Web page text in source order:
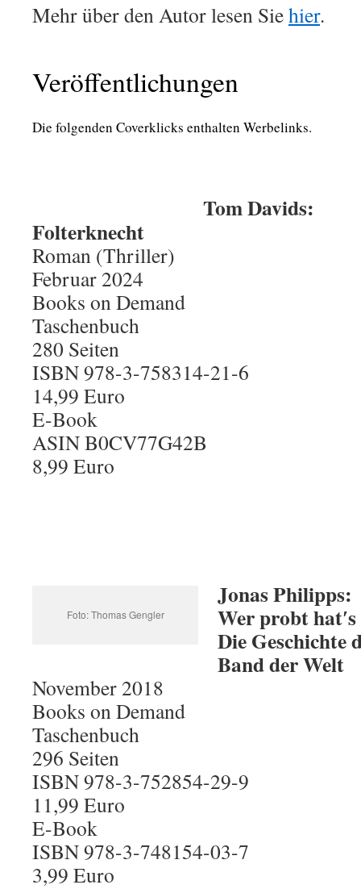
Mehr über den Autor lesen Siehier.
Veröffentlichungen
Die folgenden Coverklicks enthalten Werbelinks.
Tom Davids:
Folterknecht
Roman (Thriller)
Februar 2024
Books on Demand
Taschenbuch
280 Seiten
ISBN 978-3-758314-21-6
14,99 Euro
E-Book
ASIN B0CV77G42B
8,99 Euro
Foto: Thomas Gengler
Jonas Philipps:
Wer probt
Die Geschichte
Band der Welt
November 2018
Books on Demand
Taschenbuch
296 Seiten
ISBN 978-3-752854-29-9
11,99 Euro
E-Book
ISBN 978-3-748154-03-7
3,99 Euro